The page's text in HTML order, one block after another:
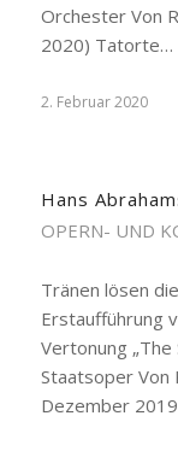
Orchester Von
2020) Tatorte…
2. Februar 2020
Hans
OPERN- UND
Tränen lösen
Erstaufführung
Vertonung „The
Staatsoper Von
Dezember